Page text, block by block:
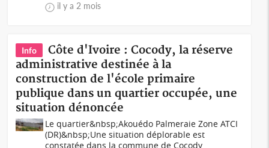
il y a 2 mois
Info
Côte d'Ivoire : Cocody, la réserve
administrative destinée à la
construction de l'école primaire
publique dans un quartier occupée, une
situation dénoncée
Le quartier&nbsp;Akouédo Palmeraie Zone ATCI
(DR)&nbsp;Une situation déplorable est
constatée dans la commune de Cocody